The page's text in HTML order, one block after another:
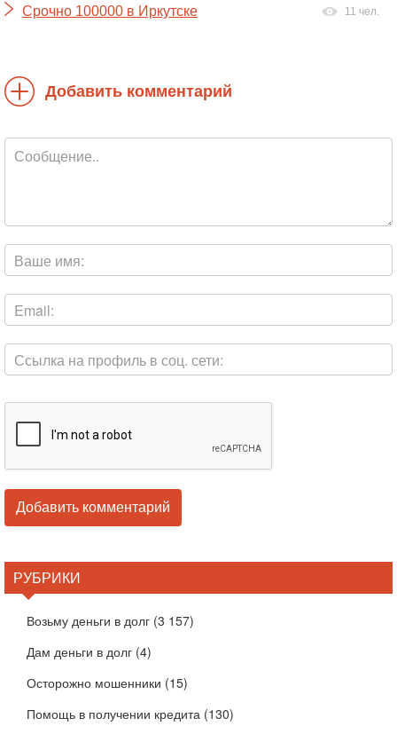
Срочно 100000 в Иркутске 11 чел.
Добавить комментарий
РУБРИКИ
Возьму деньги в долг (3 157)
Дам деньги в долг (4)
Осторожно мошенники (15)
Помощь в получении кредита (130)